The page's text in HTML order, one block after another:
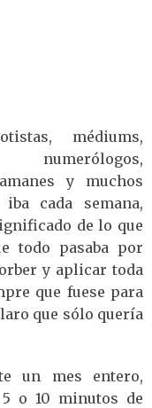
médiums,
numerólogos,
y muchos
cada semana,
de lo que
todo pasaba por
y aplicar toda
que fuese para
que sólo quería
un mes entero,
o 10 minutos de